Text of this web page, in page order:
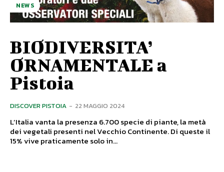
NEWS
BIODIVERSITA’
ORNAMENTALE a
Pistoia
DISCOVER PISTOIA - 22 MAGGIO 2024
L’Italia vanta la presenza 6.700 specie di piante, la metà
dei vegetali presenti nel Vecchio Continente. Di queste il
15% vive praticamente solo in...